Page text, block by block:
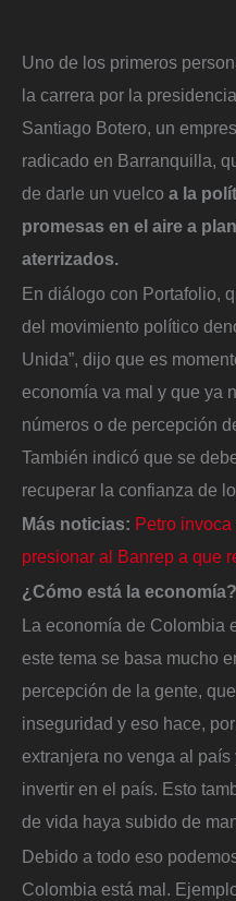
Uno de los primeros
la carrera por la
Santiago Botero, un
radicado en Barranquilla,
de darle un vuelco a la
promesas en el aire a
aterrizados.
En diálogo con Portafolio,
del movimiento político
Unida”, dijo que es
economía va mal y que ya
números o de percepción
También indicó que se
recuperar la confianza de
Más noticias: Petro
presionar al Banrep a que
¿Cómo está la economía?
La economía de Colombia
este tema se basa mucho
percepción de la gente,
inseguridad y eso hace,
extranjera no venga al
invertir en el país. Esto
de vida haya subido de
Debido a todo eso
Colombia está mal.